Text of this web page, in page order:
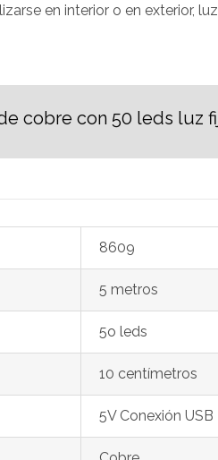
en interior o en exterior,
cobre con 50 leds luz
8609
5 metros
5o leds
10 centímetros
5V Conexión USB